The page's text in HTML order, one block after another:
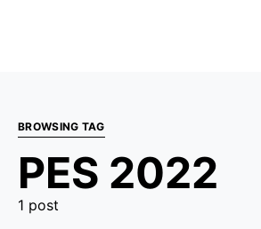
BROWSING TAG
PES 2022
1 post